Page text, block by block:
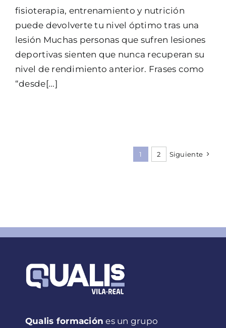
fisioterapia, entrenamiento y nutrición
puede devolverte tu nivel óptimo tras una
lesión Muchas personas que sufren lesiones
deportivas sienten que nunca recuperan su
nivel de rendimiento anterior. Frases como
“desde[...]
1 2 Siguiente
Qualis formación es un grupo